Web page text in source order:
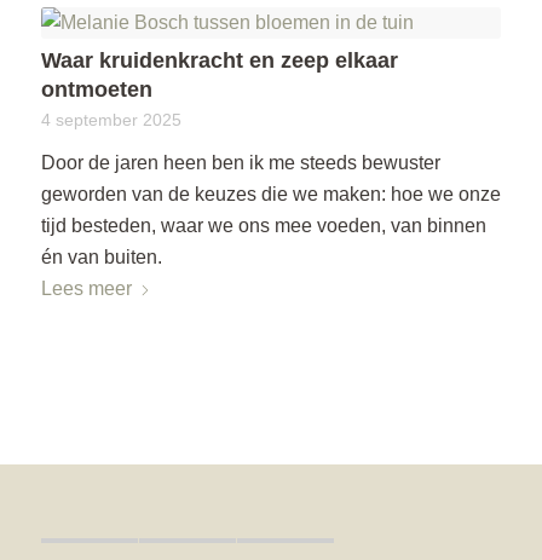
Waar kruidenkracht en zeep elkaar
ontmoeten
4 september 2025
Door de jaren heen ben ik me steeds bewuster
geworden van de keuzes die we maken: hoe we onze
tijd besteden, waar we ons mee voeden, van binnen
én van buiten.
Lees meer